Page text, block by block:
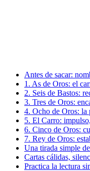
Antes de sacar:
1. As de Oros: el
2. Seis de Bastos:
3. Tres de Oros:
4. Ocho de Oros: la
5. El Carro:
6. Cinco de Oros:
7. Rey de Oros:
Una tirada simple
Cartas cálidas,
Practica la lectura